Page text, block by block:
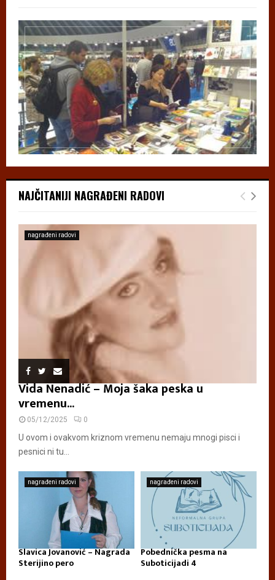
NAJČITANIJI NAGRAĐENI RADOVI
nagrađeni radovi
Vida Nenadić – Moja šaka peska u
vremenu...
05/12/2025 0
U ovom i ovakvom kriznom vremenu nemaju mnogi pisci i
pesnici ni tu...
nagrađeni radovi
Slavica Jovanović – Nagrada
Sterijino pero
nagrađeni radovi
Pobednička pesma na
Suboticijadi 4